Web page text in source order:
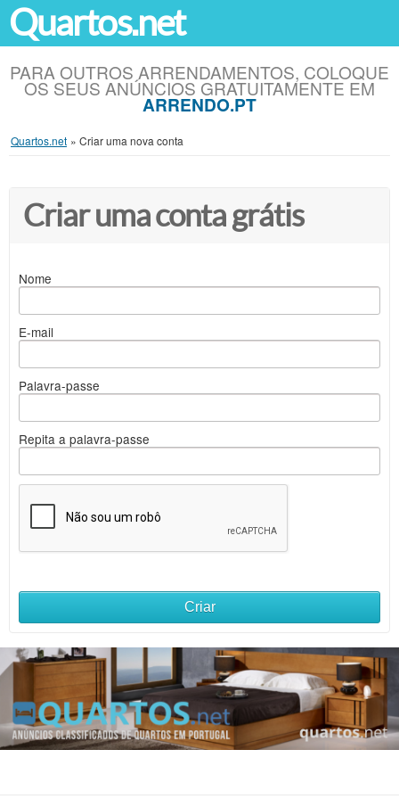
Quartos.net
PARA OUTROS ARRENDAMENTOS, COLOQUE
OS SEUS ANÚNCIOS GRATUITAMENTE EM
ARRENDO.PT
Quartos.net » Criar uma nova conta
Criar uma conta grátis
Nome
E-mail
Palavra-passe
Repita a palavra-passe
Criar